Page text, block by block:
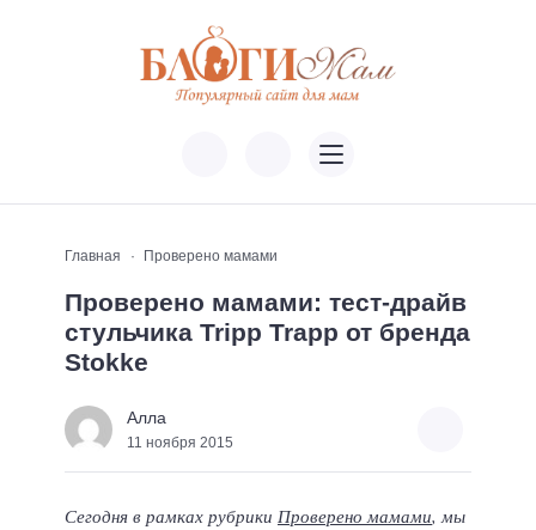
Главная Проверено мамами
Проверено мамами: тест-драйв
стульчика Tripp Trapp от бренда
Stokke
Алла
11 ноября 2015
Сегодня в рамках рубрики Проверено мамами, мы